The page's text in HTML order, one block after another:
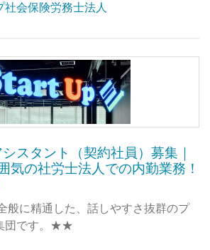
職がとても多いです。
クライアントをサポートしていけるの
組み、みんなで助け合う社風
ぐに聞けるメンバー間の風通しの良
す。
てください！
開中 ◇◇
計事務所のいいところを聞いてみ
計事務所 社員に密着させてもらえ
プに出てきます。
社会保険労務士法人
スタント（契約社員）募集｜
気の社労士法人での内勤業務！
に精通した、話しやすさ抜群のプ
団です。★★